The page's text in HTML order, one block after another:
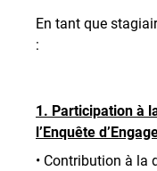
En tant que
:
1. Participation à
l’Enquête
• Contribution à la